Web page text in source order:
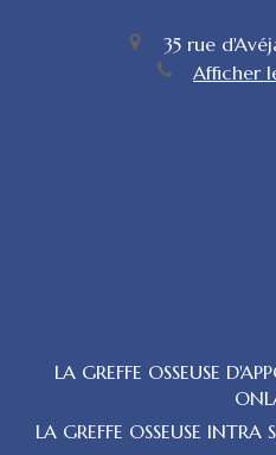
35 rue
Afficher
LA GREFFE OSSEUSE
LA GREFFE OSSEUSE